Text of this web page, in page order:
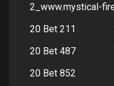
2_www.mystical-
20 Bet 211
20 Bet 487
20 Bet 852